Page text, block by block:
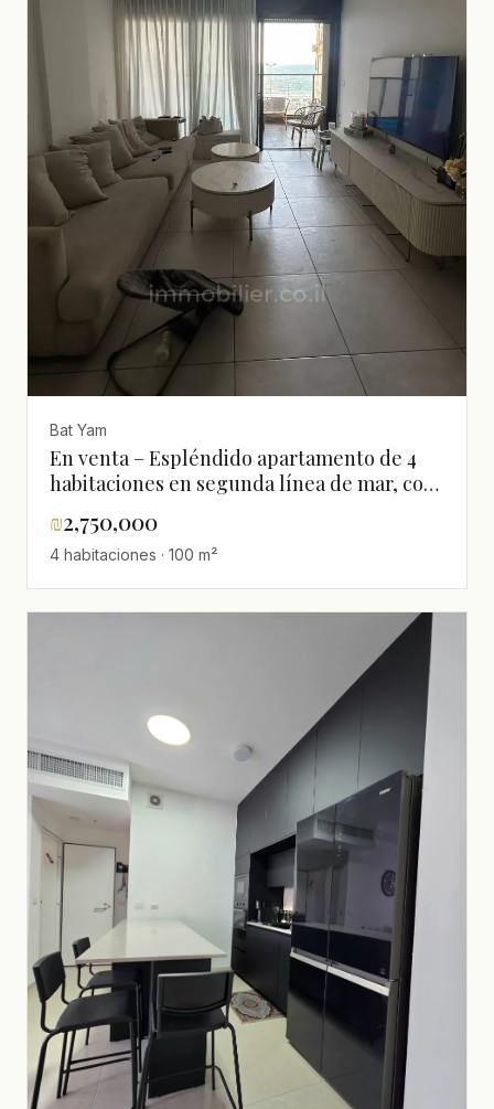
Bat Yam
En venta – Espléndido apartamento de 4
habitaciones en segunda línea de mar, con
₪2,750,000
4 habitaciones · 100 m²